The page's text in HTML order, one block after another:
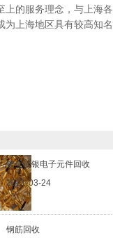
上的服务理念，与上海各
为上海地区具有较高知名
镀金镀银电子元件回收
2021-03-24
钢筋回收